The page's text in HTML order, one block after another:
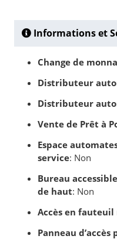
Informations et
Change de
Distributeur
Distributeur
Vente de Prêt à
Espace
service: Non
Bureau
de haut: Non
Accès en
Panneau